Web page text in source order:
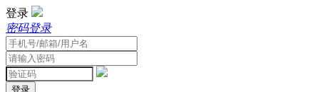
登录
密码登录
登录